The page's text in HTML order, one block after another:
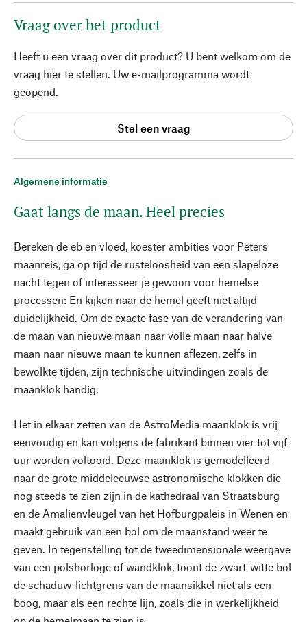
Algemene informatie
Gaat langs de maan. Heel precies
Bereken de eb en vloed, koester ambities voor Peters
maanreis, ga op tijd de rusteloosheid van een slapeloze
nacht tegen of interesseer je gewoon voor hemelse
processen: En kijken naar de hemel geeft niet altijd
duidelijkheid. Om de exacte fase van de verandering van
de maan van nieuwe maan naar volle maan naar halve
maan naar nieuwe maan te kunnen aflezen, zelfs in
bewolkte tijden, zijn technische uitvindingen zoals de
maanklok handig.
Het in elkaar zetten van de AstroMedia maanklok is vrij
eenvoudig en kan volgens de fabrikant binnen vier tot vijf
uur worden voltooid. Deze maanklok is gemodelleerd
naar de grote middeleeuwse astronomische klokken die
nog steeds te zien zijn in de kathedraal van Straatsburg
en de Amalienvleugel van het Hofburgpaleis in Wenen en
maakt gebruik van een bol om de maanstand weer te
geven. In tegenstelling tot de tweedimensionale weergave
van een polshorloge of wandklok, toont de zwart-witte bol
de schaduw-lichtgrens van de maansikkel niet als een
boog, maar als een rechte lijn, zoals die in werkelijkheid
Vraag over het product
Heeft u een vraag over dit product? U bent welkom om de
vraag hier te stellen. Uw e-mailprogramma wordt
geopend.
Stel een vraag